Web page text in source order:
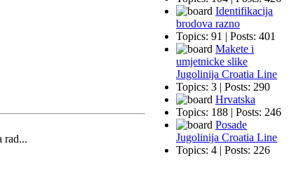
rad...
Identifikacija
brodova razno
Topics: 91 | Posts: 401
Makete i
umjetnicke slike
Jugolinija Croatia Line
Topics: 3 | Posts: 290
Hrvatska
Topics: 188 | Posts: 246
Posade
Jugolinija Croatia Line
Topics: 4 | Posts: 226